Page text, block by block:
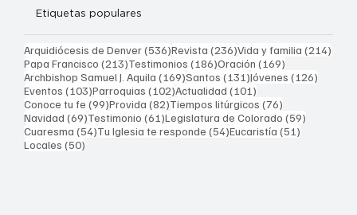
Etiquetas populares
Arquidiócesis de Denver(536)536 entradas
Revista (236)236 entradas
Vida y familia (214)
Papa Francisco (213)213 entradas
Testimonios (186)186 entradas
Oración (169)
Archbishop Samuel J. Aquila (169)169 entradas
Santos (131)131 entradas
Jóvenes (126)
Eventos (103)103 entradas
Parroquias (102)102 entradas
Actualidad (101)
Conoce tu fe (99)99 entradas
Provida (82)82 entradas
Tiempos litúrgicos (76)
Navidad (69)69 entradas
Testimonio (61)61 entradas
Legislatura de Colorado (59)
Cuaresma (54)54 entradas
Tu Iglesia te responde (54)54 entradas
Eucaristía (51)
Locales (50)